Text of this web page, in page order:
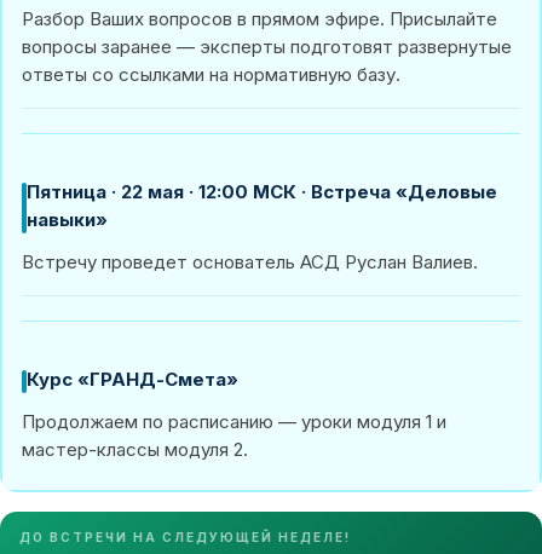
Разбор Ваших вопросов в прямом эфире. Присылайте
вопросы заранее — эксперты подготовят развернутые
ответы со ссылками на нормативную базу.
Пятница · 22 мая · 12:00 МСК · Встреча «Деловые
навыки»
Встречу проведет основатель АСД Руслан Валиев.
Курс «ГРАНД-Смета»
Продолжаем по расписанию — уроки модуля 1 и
мастер-классы модуля 2.
ДО ВСТРЕЧИ НА СЛЕДУЮЩЕЙ НЕДЕЛЕ!